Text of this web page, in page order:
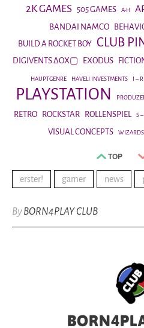
2K GAMES 505 GAMES A-H
BANDAI NAMCO
BUILD A ROCKET BOY CLUB
DIGIVENTS ΔOX▢
EXODUS
HAUPTGENRE HAVELI INVESTMENTS I – R
PLAYSTATION
RETRO
ROCKSTAR ROLLENSPIEL S
VISUAL CONCEPTS
WIZARDS
TOP
erster! gamer news
By BORN4PLAY CLUB